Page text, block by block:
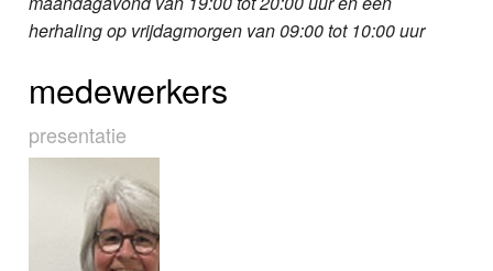
herhaling op vrijdagmorgen van 09:00 tot 10:00 uur
medewerkers
presentatie